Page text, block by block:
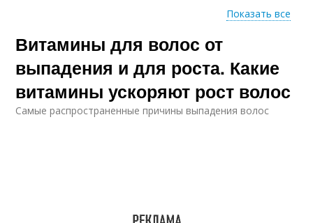
Полезный напиток
Показать все
Витамины для волос от
выпадения и для роста. Какие
витамины ускоряют рост волос
Самые распространенные причины выпадения волос